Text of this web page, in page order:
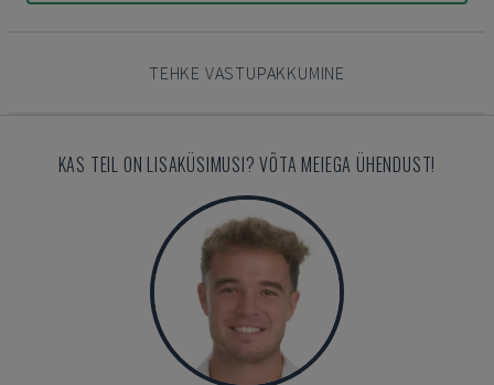
TEHKE VASTUPAKKUMINE
KAS TEIL ON LISAKÜSIMUSI? VÕTA MEIEGA ÜHENDUST!